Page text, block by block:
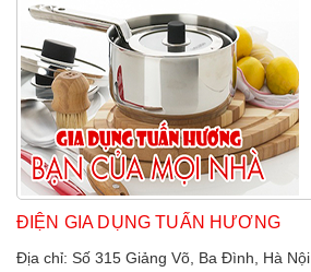
ĐIỆN GIA DỤNG TUẤN HƯƠNG
Địa chỉ: Số 315 Giảng Võ, Ba Đình, Hà Nội